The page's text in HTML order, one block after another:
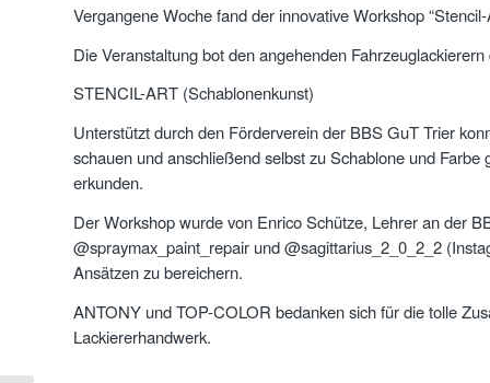
Vergangene Woche fand der innovative Workshop
Die Veranstaltung bot den angehenden
STENCIL-ART (Schablonenkunst)
Unterstützt durch den Förderverein der BBS GuT Trier
schauen und anschließend selbst zu Schablone und
erkunden.
Der Workshop wurde von Enrico Schütze, Lehrer an der
@spraymax_paint_repair und @sagittarius_2_0_2_2
Ansätzen zu bereichern.
ANTONY und TOP-COLOR bedanken sich für die tolle
Lackiererhandwerk.